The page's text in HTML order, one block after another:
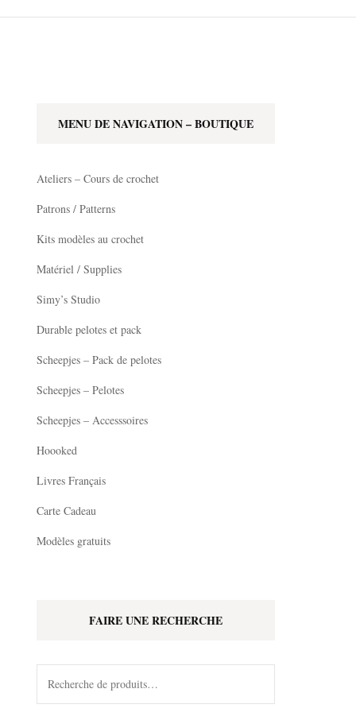
ENGLISH – US
MENU DE NAVIGATION – BOUTIQUE
Ateliers – Cours de crochet
Patrons / Patterns
Kits modèles au crochet
Matériel / Supplies
Simy’s Studio
Durable pelotes et pack
Scheepjes – Pack de pelotes
Scheepjes – Pelotes
Scheepjes – Accesssoires
Hoooked
Livres Français
Carte Cadeau
Modèles gratuits
FAIRE UNE RECHERCHE